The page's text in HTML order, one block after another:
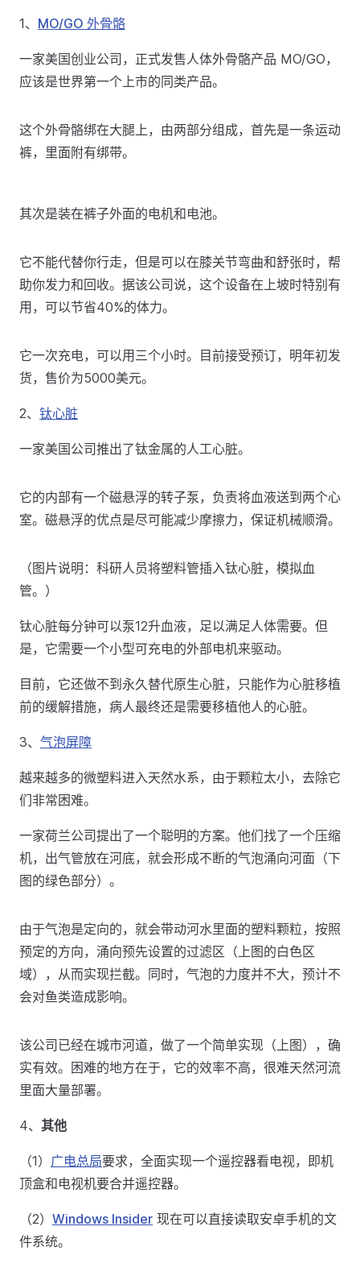
1、 MO/GO 外骨骼
一家美国创业公司，正式发售人体外骨骼产品 MO/GO，
应该是世界第一个上市的同类产品。
这个外骨骼绑在大腿上，由两部分组成，首先是一条运动
裤，里面附有绑带。
其次是装在裤子外面的电机和电池。
它不能代替你行走，但是可以在膝关节弯曲和舒张时，帮
助你发力和回收。据该公司说，这个设备在上坡时特别有
用，可以节省40%的体力。
它一次充电，可以用三个小时。目前接受预订，明年初发
货，售价为5000美元。
2、 钛心脏
一家美国公司推出了钛金属的人工心脏。
它的内部有一个磁悬浮的转子泵，负责将血液送到两个心
室。磁悬浮的优点是尽可能减少摩擦力，保证机械顺滑。
（图片说明：科研人员将塑料管插入钛心脏，模拟血
管。）
钛心脏每分钟可以泵12升血液，足以满足人体需要。但
是，它需要一个小型可充电的外部电机来驱动。
目前，它还做不到永久替代原生心脏，只能作为心脏移植
前的缓解措施，病人最终还是需要移植他人的心脏。
3、 气泡屏障
越来越多的微塑料进入天然水系，由于颗粒太小，去除它
们非常困难。
一家荷兰公司提出了一个聪明的方案。他们找了一个压缩
机，出气管放在河底，就会形成不断的气泡涌向河面（下
图的绿色部分）。
由于气泡是定向的，就会带动河水里面的塑料颗粒，按照
预定的方向，涌向预先设置的过滤区（上图的白色区
域），从而实现拦截。同时，气泡的力度并不大，预计不
会对鱼类造成影响。
该公司已经在城市河道，做了一个简单实现（上图），确
实有效。困难的地方在于，它的效率不高，很难天然河流
里面大量部署。
4、 其他
（1） 广电总局要求，全面实现一个遥控器看电视，即机
顶盒和电视机要合并遥控器。
（2） Windows Insider 现在可以直接读取安卓手机的文
件系统。